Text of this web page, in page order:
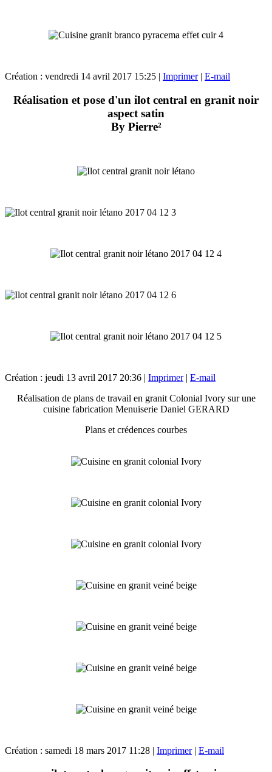
Création : vendredi 14 avril 2017 15:25 | Imprimer| E-mail
Réalisation et pose d'un ilot central en granit noir
aspect satin
By Pierre²
Création : jeudi 13 avril 2017 20:36 | Imprimer| E-mail
Réalisation de plans de travail en granit Colonial Ivory sur une
cuisine fabrication Menuiserie Daniel GERARD
Plans et crédences courbes
Création : samedi 18 mars 2017 11:28 | Imprimer| E-mail